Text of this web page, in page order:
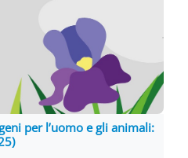
per l’uomo e gli animali: